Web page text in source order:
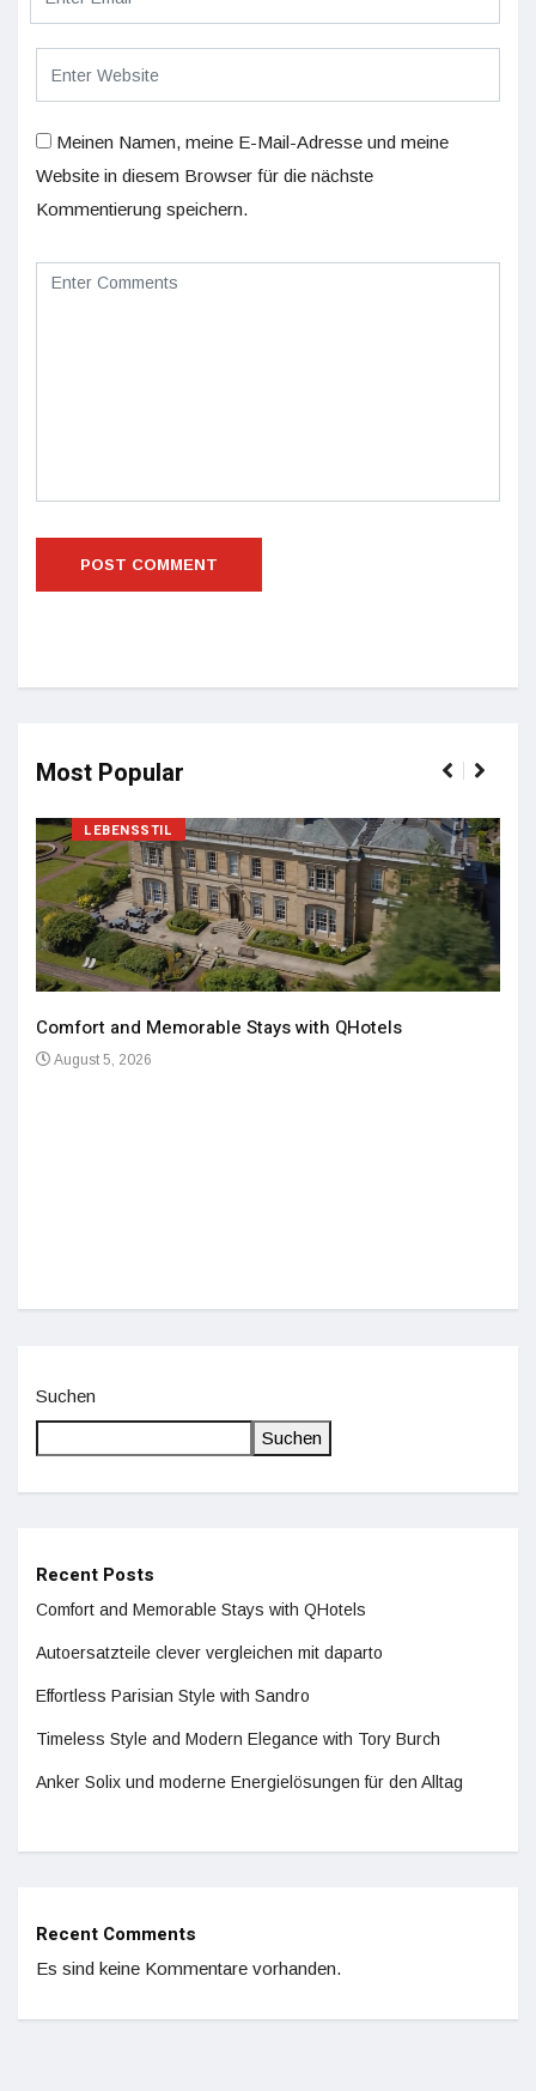
Meinen Namen, meine E-Mail-Adresse und meine
Website in diesem Browser für die nächste
Kommentierung speichern.
Most Popular
LEBENSSTIL
Comfort and Memorable Stays with QHotels
August 5, 2026
Suchen
Suchen
Recent Posts
Comfort and Memorable Stays with QHotels
Autoersatzteile clever vergleichen mit daparto
Effortless Parisian Style with Sandro
Timeless Style and Modern Elegance with Tory Burch
Anker Solix und moderne Energielösungen für den Alltag
Recent Comments
Es sind keine Kommentare vorhanden.